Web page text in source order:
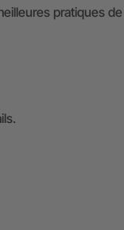
pratiques